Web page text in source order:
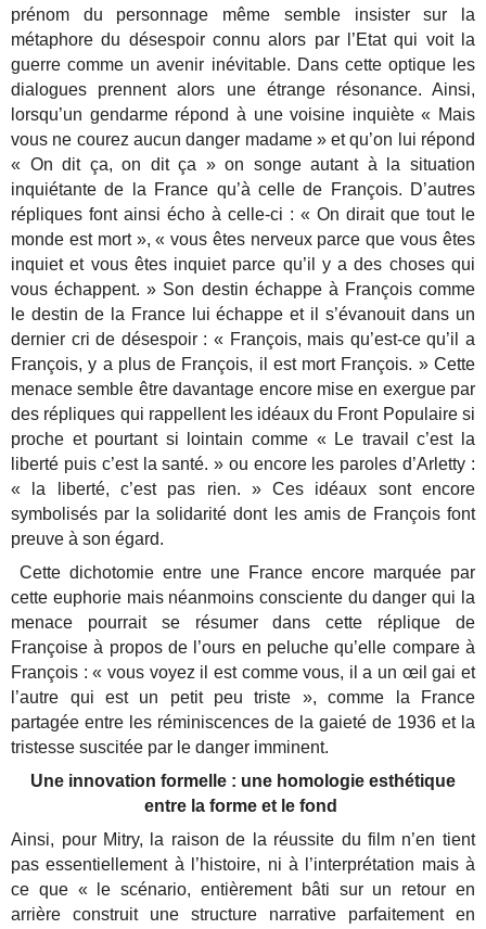
prénom du personnage même semble insister sur la
métaphore du désespoir connu alors par l’Etat qui voit la
guerre comme un avenir inévitable. Dans cette optique les
dialogues prennent alors une étrange résonance. Ainsi,
lorsqu’un gendarme répond à une voisine inquiète « Mais
vous ne courez aucun danger madame » et qu’on lui répond
« On dit ça, on dit ça » on songe autant à la situation
inquiétante de la France qu’à celle de François. D’autres
répliques font ainsi écho à celle-ci : « On dirait que tout le
monde est mort », « vous êtes nerveux parce que vous êtes
inquiet et vous êtes inquiet parce qu’il y a des choses qui
vous échappent. » Son destin échappe à François comme
le destin de la France lui échappe et il s’évanouit dans un
dernier cri de désespoir : « François, mais qu’est-ce qu’il a
François, y a plus de François, il est mort François. » Cette
menace semble être davantage encore mise en exergue par
des répliques qui rappellent les idéaux du Front Populaire si
proche et pourtant si lointain comme « Le travail c’est la
liberté puis c’est la santé. » ou encore les paroles d’Arletty :
« la liberté, c’est pas rien. » Ces idéaux sont encore
symbolisés par la solidarité dont les amis de François font
preuve à son égard.
Cette dichotomie entre une France encore marquée par
cette euphorie mais néanmoins consciente du danger qui la
menace pourrait se résumer dans cette réplique de
Françoise à propos de l’ours en peluche qu’elle compare à
François : « vous voyez il est comme vous, il a un œil gai et
l’autre qui est un petit peu triste », comme la France
partagée entre les réminiscences de la gaieté de 1936 et la
tristesse suscitée par le danger imminent.
Une innovation formelle : une homologie esthétique
entre la forme et le fond
Ainsi, pour Mitry, la raison de la réussite du film n’en tient
pas essentiellement à l’histoire, ni à l’interprétation mais à
ce que « le scénario, entièrement bâti sur un retour en
arrière construit une structure narrative parfaitement en